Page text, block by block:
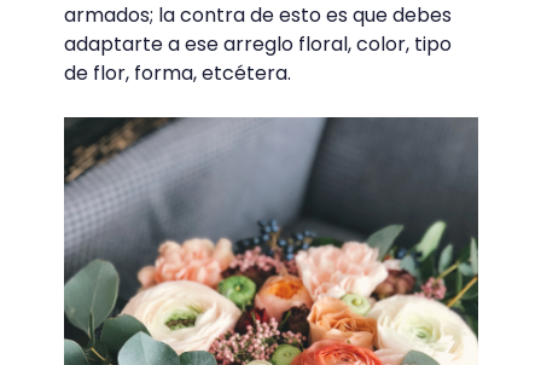
una variedad grande de diseños que se
ofrecen bajo catálogo y que son los que la
tienda tiene disponibles en ese momento.
De hecho, quienes trabajan en florerías,
suelen tomar cursos de arreglos florales.
En los servicios de
decoración para
bodas o eventos, suelen venir incluidos
sets de arreglos florales que ya están pre-
armados; la contra de esto es que debes
adaptarte a ese arreglo floral, color, tipo
de flor, forma, etcétera.